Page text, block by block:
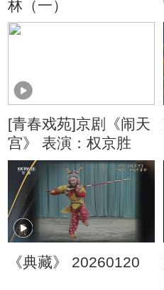
林（一）
[青春戏苑]京剧《闹天
宫》 表演：权京胜
《典藏》 20260120